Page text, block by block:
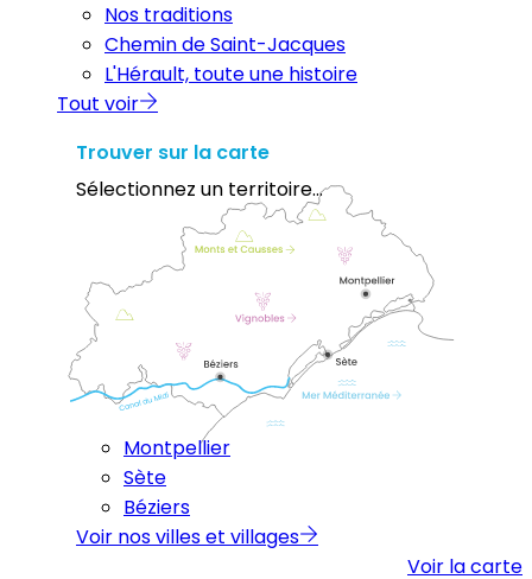
Nos traditions
Chemin de Saint-Jacques
L'Hérault, toute une histoire
Tout voir
Trouver sur la carte
Sélectionnez un territoire...
Montpellier
Sète
Béziers
Voir nos villes et villages
Voir la carte